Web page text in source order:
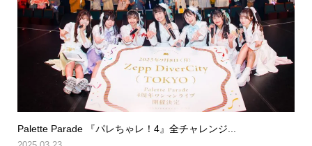
Palette Parade 『パレちゃレ！4』全チャレンジ...